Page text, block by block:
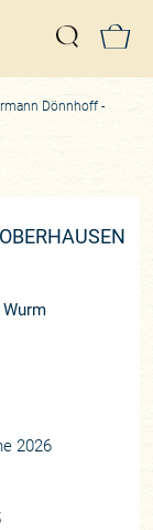
Suche
Dönnhoff -
2026